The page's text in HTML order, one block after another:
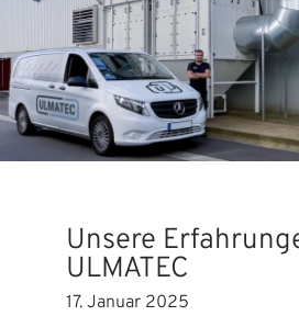
Unsere
ULMATEC
17. Januar 2025